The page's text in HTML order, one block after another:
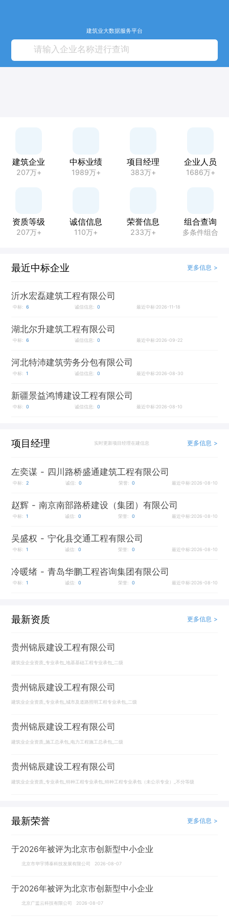
建筑业大数据服务平台
建筑企业
207万+
中标业绩
1989万+
项目经理
383万+
企业人员
1686万+
资质等级
207万+
诚信信息
110万+
荣誉信息
233万+
组合查询
多条件组合
最近中标企业 更多信息 >
沂水宏磊建筑工程有限公司
中标: 6 诚信信息: 0 最近中标:2026-11-18
湖北尔升建筑工程有限公司
中标: 6 诚信信息: 0 最近中标:2026-09-22
河北特沛建筑劳务分包有限公司
中标: 1 诚信信息: 0 最近中标:2026-08-30
新疆景益鸿博建设工程有限公司
中标: 0 诚信信息: 0 最近中标:2026-08-10
项目经理 实时更新项目经理在建信息 更多信息 >
左奕谋 - 四川路桥盛通建筑工程有限公司
中标: 2 诚信: 0 荣誉: 0 最近中标:2026-08-10
赵辉 - 南京南部路桥建设（集团）有限公司
中标: 1 诚信: 0 荣誉: 0 最近中标:2026-08-10
吴盛权 - 宁化县交通工程有限公司
中标: 1 诚信: 0 荣誉: 0 最近中标:2026-08-10
冷暖绪 - 青岛华鹏工程咨询集团有限公司
中标: 1 诚信: 0 荣誉: 0 最近中标:2026-08-10
最新资质 更多信息 >
贵州锦辰建设工程有限公司
建筑业企业资质_专业承包_地基基础工程专业承包_二级
贵州锦辰建设工程有限公司
建筑业企业资质_专业承包_城市及道路照明工程专业承包_二级
贵州锦辰建设工程有限公司
建筑业企业资质_施工总承包_电力工程施工总承包_二级
贵州锦辰建设工程有限公司
建筑业企业资质_专业承包_特种工程专业承包_特种工程专业承包（未公示专业）_不分等级
最新荣誉 更多信息 >
于2026年被评为北京市创新型中小企业
北京市华宇博泰科技发展有限公司 2026-08-07
于2026年被评为北京市创新型中小企业
北京广监云科技有限公司 2026-08-07